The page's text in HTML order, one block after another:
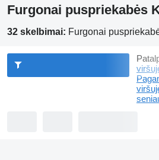
Furgonai puspriekabės
32 skelbimai: Furgonai